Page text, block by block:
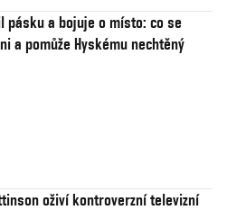
pásku a bojuje o místo: co se
a pomůže Hyskému nechtěný
oživí kontroverzní televizní